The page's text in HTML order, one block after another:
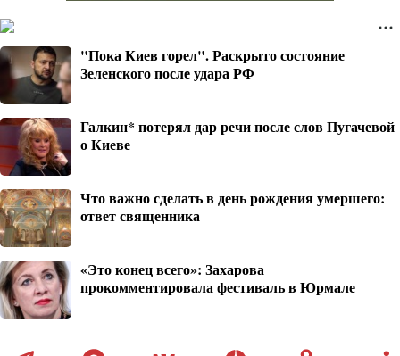
"Пока Киев горел". Раскрыто состояние
Зеленского после удара РФ
Галкин* потерял дар речи после слов Пугачевой
о Киеве
Что важно сделать в день рождения умершего:
ответ священника
«Это конец всего»: Захарова
прокомментировала фестиваль в Юрмале